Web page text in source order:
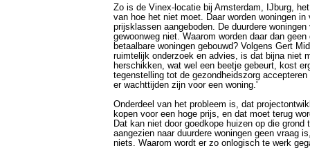
Zo is de Vinex-locatie bij Amsterdam, IJburg,
van hoe het niet moet. Daar worden woningen in
prijsklassen aangeboden. De duurdere woningen
gewoonweg niet. Waarom worden daar dan geen
betaalbare woningen gebouwd? Volgens Gert
ruimtelijk onderzoek en advies, is dat bijna niet
herschikken, wat wel een beetje gebeurt, kost
tegenstelling tot de gezondheidszorg
er wachttijden zijn voor een woning.'
Onderdeel van het probleem is, dat
kopen voor een hoge prijs, en dat moet terug
Dat kan niet door goedkope huizen op die grond
aangezien naar duurdere woningen geen vraag
niets. Waarom wordt er zo onlogisch te werk